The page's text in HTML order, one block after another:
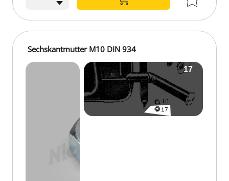
Sechskantmutter M10 DIN 934